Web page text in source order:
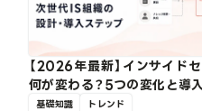
【2026年最新】インサイド
何が変わる？5つの変化と導
基礎知識 トレンド